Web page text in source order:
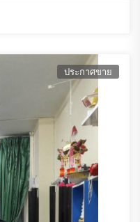
ประกาศขาย